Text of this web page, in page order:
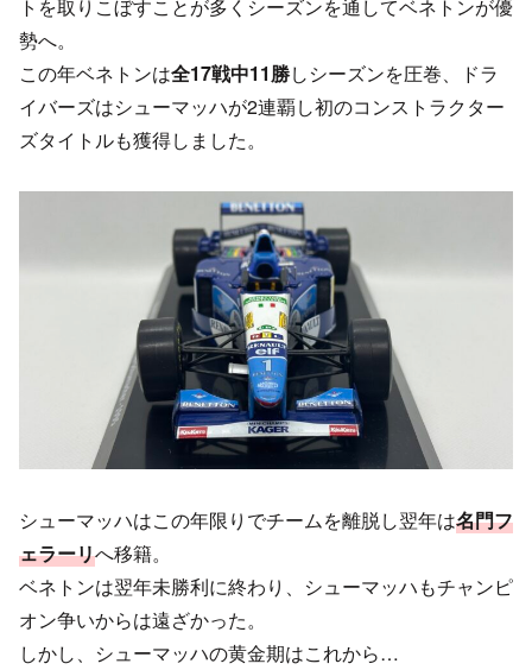
トを取りこぼすことが多くシーズンを通してベネトンが優
勢へ。
この年ベネトンは全17戦中11勝しシーズンを圧巻、ドラ
イバーズはシューマッハが2連覇し初のコンストラクター
ズタイトルも獲得しました。
シューマッハはこの年限りでチームを離脱し翌年は名門フ
ェラーリへ移籍。
ベネトンは翌年未勝利に終わり、シューマッハもチャンピ
オン争いからは遠ざかった。
しかし、シューマッハの黄金期はこれから…